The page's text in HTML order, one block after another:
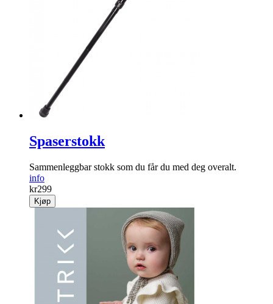
Spaserstokk
Sammenleggbar stokk som du får du med deg overalt.
info
kr299
Kjøp